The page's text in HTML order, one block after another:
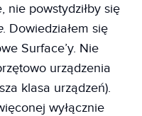
nie powstydziłby się
. Dowiedziałem się
Surface’y. Nie
urządzenia
klasa urządzeń).
wyłącznie